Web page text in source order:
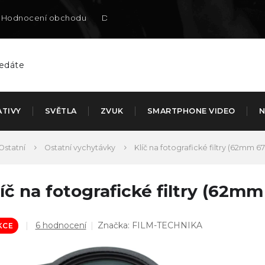
Hodnocení obchodu Doručení na SK
SVĚTLA ZVUK SMARTPHONE VIDEO
Ostatní vychytávky Klíč na fotografické filtry (62mm
na fotografické filtry
Průměrné
6 hodnocení Značka: FILM-TECHNIKA